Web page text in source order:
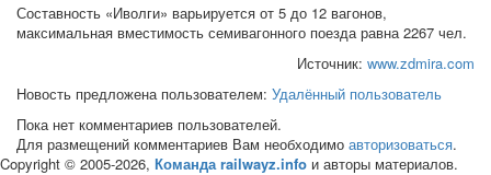
Составность «Иволги» варьируется от 5 до 12 вагонов,
максимальная вместимость семивагонного поезда равна 2267 чел.
Источник: www.zdmira.com
Новость предложена пользователем: Удалённый пользователь
Пока нет комментариев пользователей.
Для размещений комментариев Вам необходимо авторизоваться.
Copyright © 2005-2026, Команда railwayz.info и авторы материалов.